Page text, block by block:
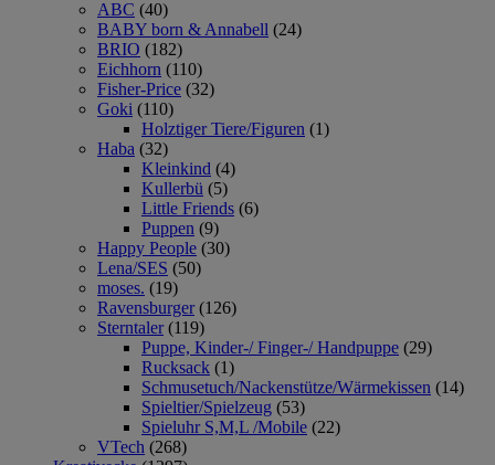
ABC (40)
BABY born & Annabell (24)
BRIO (182)
Eichhorn (110)
Fisher-Price (32)
Goki (110)
Holztiger Tiere/Figuren (1)
Haba (32)
Kleinkind (4)
Kullerbü (5)
Little Friends (6)
Puppen (9)
Happy People (30)
Lena/SES (50)
moses. (19)
Ravensburger (126)
Sterntaler (119)
Puppe, Kinder-/ Finger-/ Handpuppe (29)
Rucksack (1)
Schmusetuch/Nackenstütze/Wärmekissen (14)
Spieltier/Spielzeug (53)
Spieluhr S,M,L /Mobile (22)
VTech (268)